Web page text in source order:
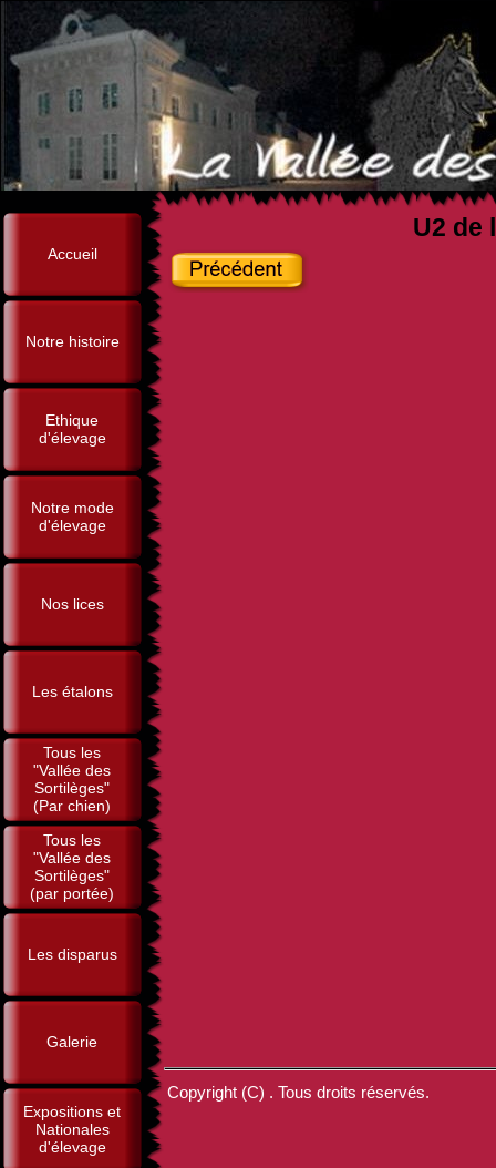
Accueil
Notre histoire
Ethique
d'élevage
Notre mode
d'élevage
Nos lices
Les étalons
Tous les
"Vallée des
Sortilèges"
(Par chien)
Tous les
"Vallée des
Sortilèges"
(par portée)
Les disparus
Galerie
Expositions et
Nationales
d'élevage
U2 de
Copyright (C) . Tous droits réservés.